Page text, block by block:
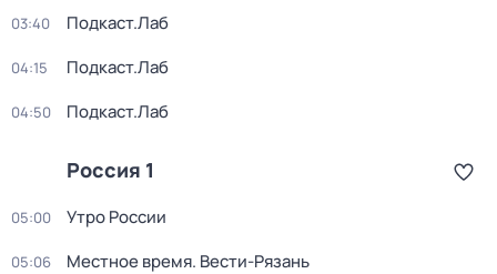
03:40 Подкаст.Лаб
04:15 Подкаст.Лаб
04:50 Подкаст.Лаб
Россия 1
05:00 Утро России
05:06 Местное время. Вести-Рязань